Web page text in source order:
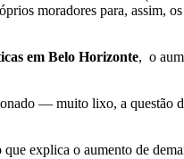
moradores para, assim,
em Belo Horizonte, o
— muito lixo, a questão
explica o aumento de